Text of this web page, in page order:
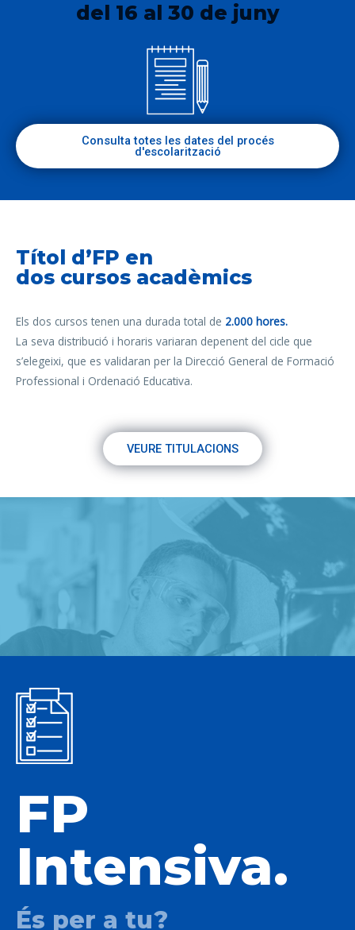
del 16 al 30 de juny
Consulta totes les dates del procés
d'escolarització
Títol d’FP en
dos cursos acadèmics
Els dos cursos tenen una durada total de 2.000 hores.
La seva distribució i horaris variaran depenent del cicle que
s’elegeixi, que es validaran per la Direcció General de Formació
Professional i Ordenació Educativa.
VEURE TITULACIONS
FP
Intensiva.
És per a tu?